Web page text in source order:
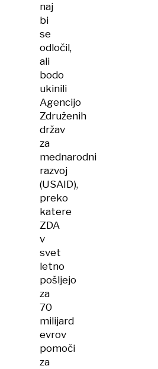
naj
bi
se
odločil,
ali
bodo
ukinili
Agencijo
Združenih
držav
za
mednarodni
razvoj
(USAID),
preko
katere
ZDA
v
svet
letno
pošljejo
za
70
milijard
evrov
pomoči
za